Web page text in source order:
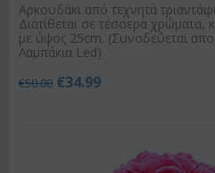
Αρκουδάκι από τεχνητά
Διατίθεται σε τέσσερα χρώματα,
με ύψος 25cm. (Συνοδεύεται
Λαμπάκια Led)
€50.00 €34.99